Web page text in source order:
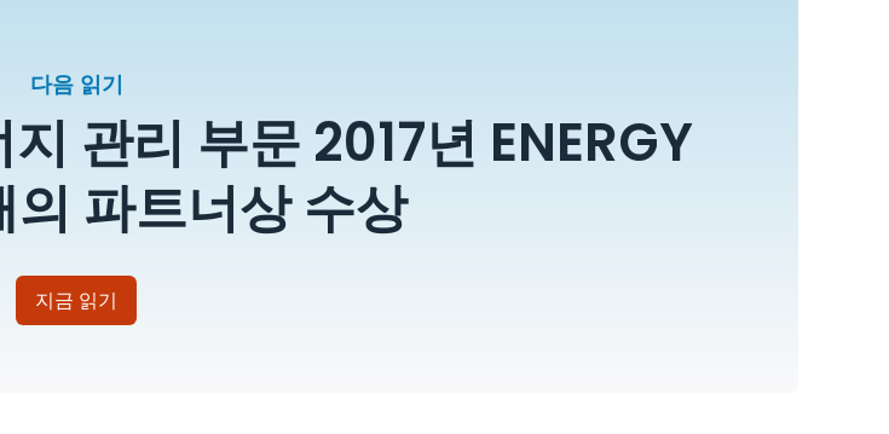
다음 읽기
관리 부문 2017년 ENERGY
의 파트너상 수상
지금 읽기